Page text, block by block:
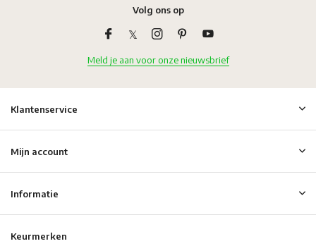
Volg ons op
Meld je aan voor onze nieuwsbrief
Klantenservice
Mijn account
Informatie
Keurmerken